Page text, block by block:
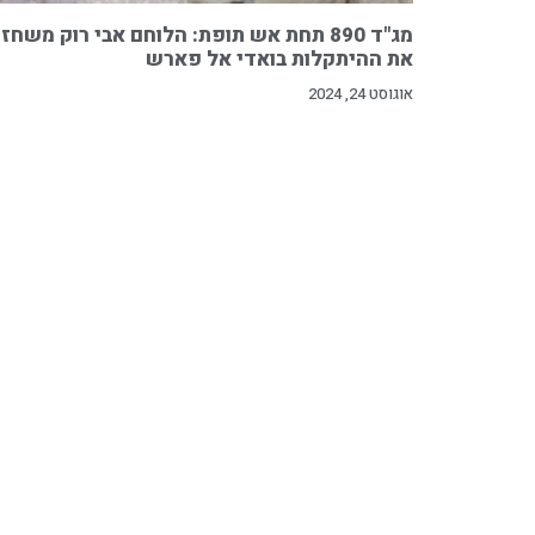
מג"ד 890 תחת אש תופת: הלוחם אבי רוק
את ההיתקלות בואדי אל פארש
אוגוסט 24, 2024